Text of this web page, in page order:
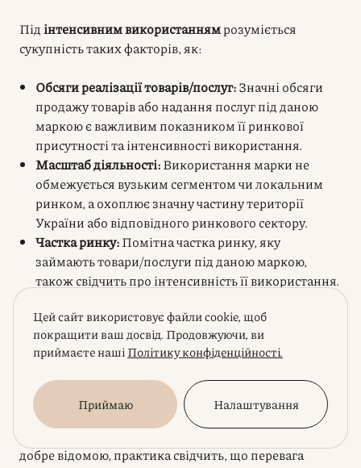
Під інтенсивним використаннямрозуміється
сукупність таких факторів, як:
Обсяги реалізації товарів/послуг:Значні обсяги
продажу товарів або надання послуг під даною
маркою є важливим показником її ринкової
присутності та інтенсивності використання.
Масштаб діяльності:Використання марки не
обмежується вузьким сегментом чи локальним
ринком, а охоплює значну частину території
України або відповідного ринкового сектору.
Частка ринку:Помітна частка ринку, яку
займають товари/послуги під даною маркою,
також свідчить про інтенсивність її використання.
марки має бути не епізодичним, а стабільним та
тривалим у часі.
Поряд з інтенсивністю, не менш важливим аспектом
тривалість використання марки. Хоча
законодавство не встановлює мінімального терміну
використання, необхідного для визнання марки
добре відомою, практика свідчить, що перевага
Цей сайт використовує файли cookie, щоб
покращити ваш досвід. Продовжуючи, ви
приймаєте нашіПолітику конфіденційності.
Приймаю Налаштування